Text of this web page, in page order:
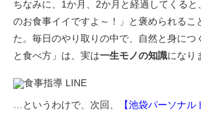
ちなみに、1か月、2か月と経過してくると
のお食事イイですよ～！」と褒められるこ
た。毎日のやり取りの中で、自然と身につ
と食べ方」は、実は一生モノの知識になり
…というわけで、次回、
【池袋パーソナル